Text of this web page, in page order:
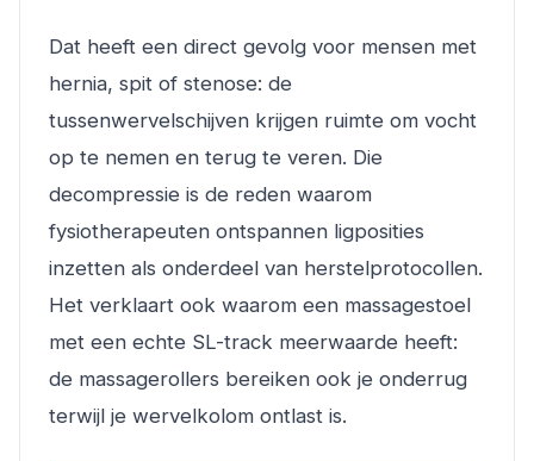
Dat heeft een direct gevolg voor mensen met
hernia, spit of stenose: de
tussenwervelschijven krijgen ruimte om vocht
op te nemen en terug te veren. Die
decompressie is de reden waarom
fysiotherapeuten ontspannen ligposities
inzetten als onderdeel van herstelprotocollen.
Het verklaart ook waarom een massagestoel
met een echte SL-track meerwaarde heeft:
de massagerollers bereiken ook je onderrug
terwijl je wervelkolom ontlast is.